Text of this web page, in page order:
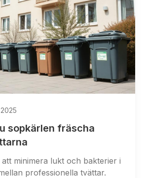
sopkärlen fräscha
minimera lukt och bakterier i
professionella tvättar.